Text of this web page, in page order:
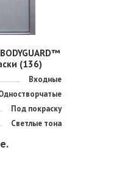
(136)
Входные
Под покраску
Светлые тона